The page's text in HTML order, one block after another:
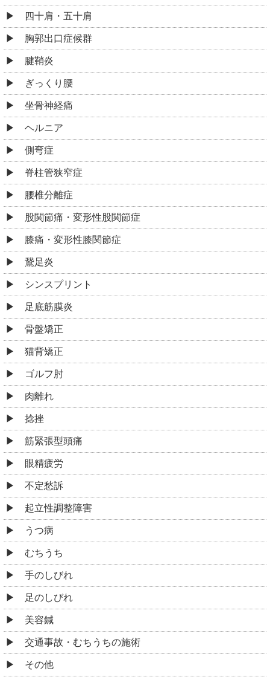
四十肩・五十肩
胸郭出口症候群
腱鞘炎
ぎっくり腰
坐骨神経痛
ヘルニア
側弯症
脊柱管狭窄症
腰椎分離症
股関節痛・変形性股関節症
膝痛・変形性膝関節症
鵞足炎
シンスプリント
足底筋膜炎
骨盤矯正
猫背矯正
ゴルフ肘
肉離れ
捻挫
筋緊張型頭痛
眼精疲労
不定愁訴
起立性調整障害
うつ病
むちうち
手のしびれ
足のしびれ
美容鍼
交通事故・むちうちの施術
その他